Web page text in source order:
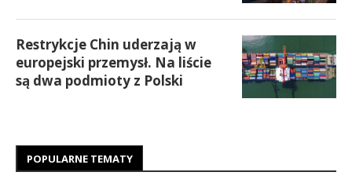
Restrykcje Chin uderzają w
europejski przemysł. Na liście
są dwa podmioty z Polski
POPULARNE TEMATY